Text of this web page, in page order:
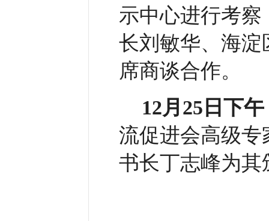
示中心进行考
长刘敏华、海
席商谈合作。
12月25日下午
流促进会高级
书长丁志峰为其